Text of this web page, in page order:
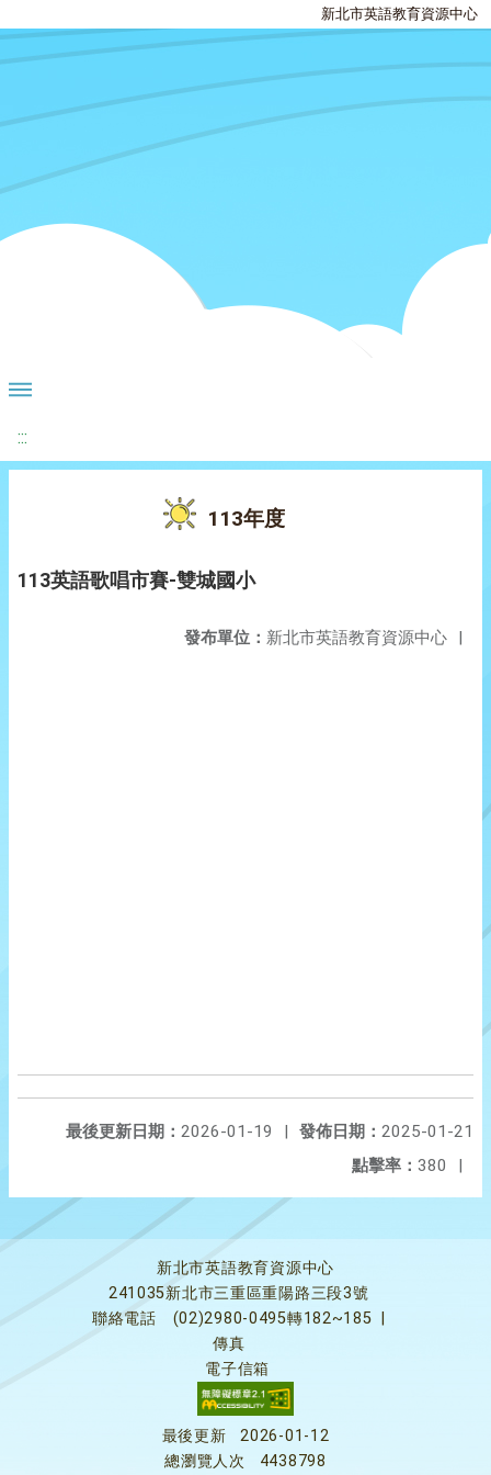
新北市英語教育資源中心
:::
113年度
113英語歌唱市賽-雙城國小
發布單位： 新北市英語教育資源中心 |
發佈日期： 2025-01-21
最後更新日期： 2026-01-19
|
點擊率： 380 |
新北市英語教育資源中心
241035新北市三重區重陽路三段3號
聯絡電話
(02)2980-0495轉182~185
傳真
電子信箱
最後更新
2026-01-12
總瀏覽人次
4438798